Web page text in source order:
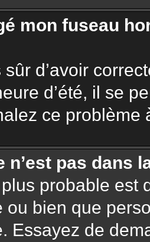
mon fuseau
d’avoir
d’été, il se
ce problème
n’est pas dans
probable est
ou bien que
Essayez de